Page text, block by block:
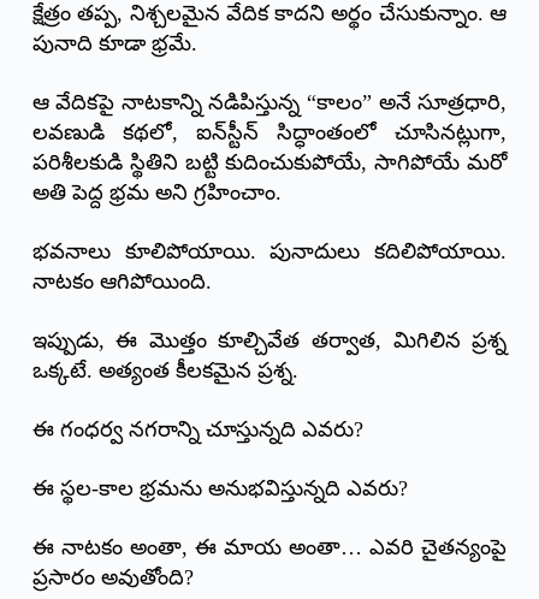
క్షేత్రం తప్ప, నిశ్చలమైన వేదిక కాదని అర్థం చేసుకున్నాం. ఆ
పునాది కూడా భ్రమే.
ఆ వేదికపై నాటకాన్ని నడిపిస్తున్న “కాలం” అనే సూత్రధారి,
లవణుడి కథలో, ఐన్‌స్టీన్ సిద్ధాంతంలో చూసినట్లుగా,
పరిశీలకుడి స్థితిని బట్టి కుదించుకుపోయే, సాగిపోయే మరో
అతి పెద్ద భ్రమ అని గ్రహించాం.
భవనాలు కూలిపోయాయి. పునాదులు కదిలిపోయాయి.
నాటకం ఆగిపోయింది.
ఇప్పుడు, ఈ మొత్తం కూల్చివేత తర్వాత, మిగిలిన ప్రశ్న
ఒక్కటే. అత్యంత కీలకమైన ప్రశ్న.
ఈ గంధర్వ నగరాన్ని చూస్తున్నది ఎవరు?
ఈ స్థల-కాల భ్రమను అనుభవిస్తున్నది ఎవరు?
ఈ నాటకం అంతా, ఈ మాయ అంతా… ఎవరి చైతన్యంపై
ప్రసారం అవుతోంది?